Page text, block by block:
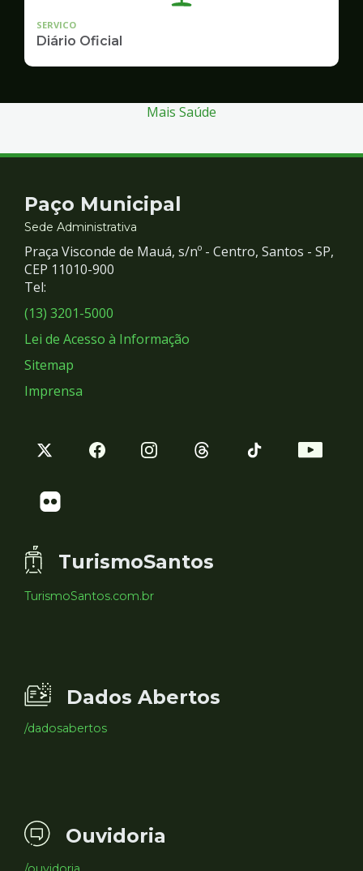
SERVICO
Diário Oficial
Mais Saúde
Contato
e
Redes
Sociais
Paço Municipal
Sede Administrativa
Praça Visconde de Mauá, s/nº - Centro, Santos - SP,
CEP 11010-900
Tel:
(13) 3201-5000
Lei de Acesso à Informação
Sitemap
Imprensa
TurismoSantos
TurismoSantos.com.br
Dados Abertos
/dadosabertos
Ouvidoria